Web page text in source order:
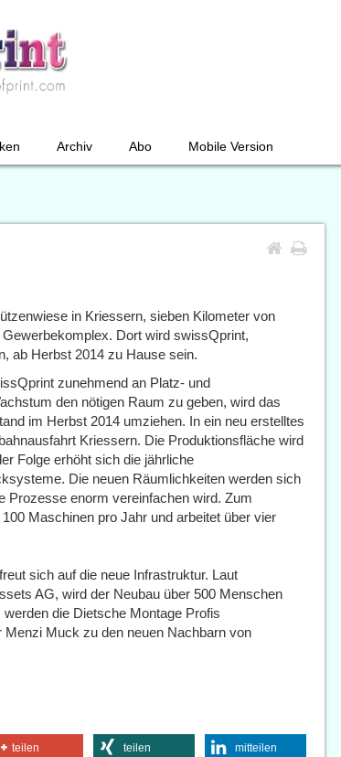
Archiv Abo Mobile Version
in Kriessern, sieben Kilometer von
Dort wird swissQprint,
ab Herbst 2014 zu Hause sein.
zunehmend an Platz- und
den nötigen Raum zu geben, wird das
im Herbst 2014 umziehen. In ein neu erstelltes
Kriessern. Die Produktionsfläche wird
Folge erhöht sich die jährliche
Die neuen Räumlichkeiten werden sich
Prozesse enorm vereinfachen wird. Zum
Maschinen pro Jahr und arbeitet über vier
sich auf die neue Infrastruktur. Laut
AG, wird der Neubau über 500 Menschen
die Dietsche Montage Profis
Muck zu den neuen Nachbarn von
teilen teilen mitteilen